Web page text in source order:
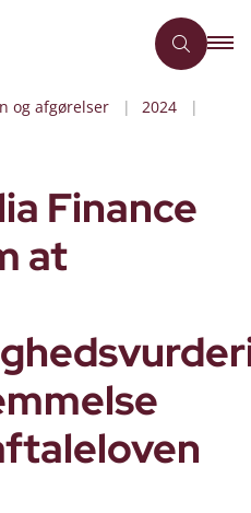
og afgørelser
2024
Finance
at